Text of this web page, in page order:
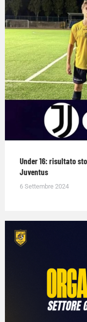
Under 16: risultato
Juventus
6 Settembre 2024